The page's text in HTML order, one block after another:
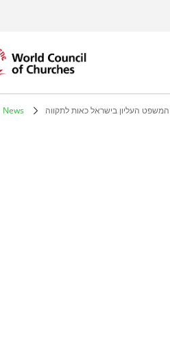
News העליון בישראל כאות לתקווה